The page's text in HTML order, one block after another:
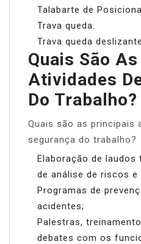
Talabarte de
Trava queda.
Trava queda deslizante.
Quais São
Atividades
Do Trabalho?
Quais são as principais
segurança do trabalho?
Elaboração de
de análise de riscos e
Programas de
acidentes;
Palestras,
debates com os